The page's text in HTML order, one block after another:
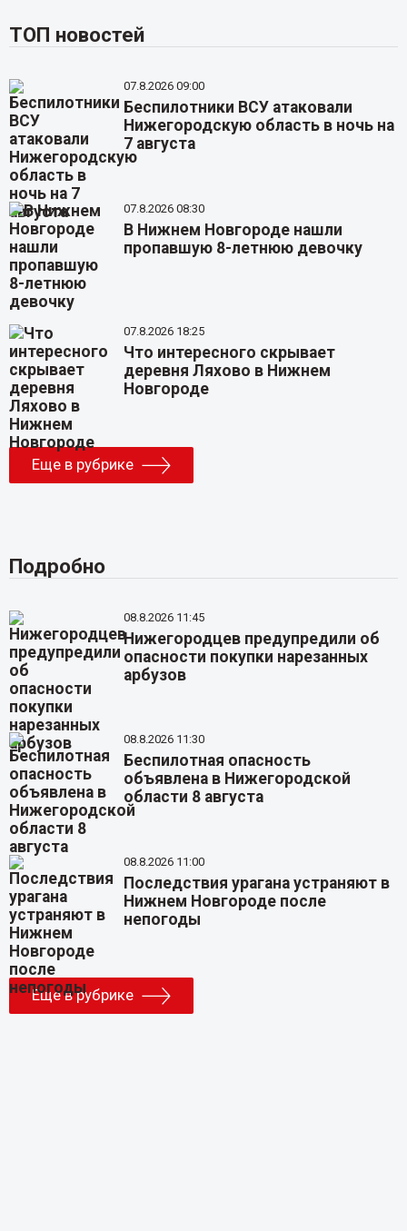
ТОП новостей
07.8.2026 09:00
Беспилотники ВСУ атаковали
Нижегородскую область в ночь на
7 августа
07.8.2026 08:30
В Нижнем Новгороде нашли
пропавшую 8-летнюю девочку
07.8.2026 18:25
Что интересного скрывает
деревня Ляхово в Нижнем
Новгороде
Еще в рубрике
Подробно
08.8.2026 11:45
Нижегородцев предупредили об
опасности покупки нарезанных
арбузов
08.8.2026 11:30
Беспилотная опасность
объявлена в Нижегородской
области 8 августа
08.8.2026 11:00
Последствия урагана устраняют в
Нижнем Новгороде после
непогоды
Еще в рубрике